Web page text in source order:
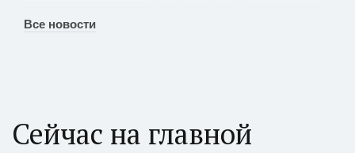
Все новости
Сейчас на главной